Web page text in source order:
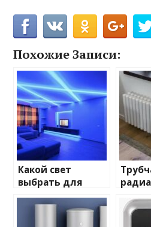
Похожие Записи:
Какой свет
выбрать для
домашнего
освещения
и